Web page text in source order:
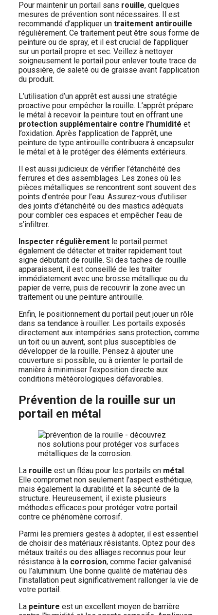
Pour maintenir un portail sans rouille, quelques
mesures de prévention sont nécessaires. Il est
recommandé d’appliquer un traitement antirouille
régulièrement. Ce traitement peut être sous forme de
peinture ou de spray, et il est crucial de l’appliquer
sur un portail propre et sec. Veillez à nettoyer
soigneusement le portail pour enlever toute trace de
poussière, de saleté ou de graisse avant l’application
du produit.
L’utilisation d’un apprêt est aussi une stratégie
proactive pour empêcher la rouille. L’apprêt prépare
le métal à recevoir la peinture tout en offrant une
protection supplémentaire contre l’humidité et
l’oxidation. Après l’application de l’apprêt, une
peinture de type antirouille contribuera à encapsuler
le métal et à le protéger des éléments extérieurs.
Il est aussi judicieux de vérifier l’étanchéité des
ferrures et des assemblages. Les zones où les
pièces métalliques se rencontrent sont souvent des
points d’entrée pour l’eau. Assurez-vous d’utiliser
des joints d’étanchéité ou des mastics adéquats
pour combler ces espaces et empêcher l’eau de
s’infiltrer.
Inspecter régulièrement le portail permet
également de détecter et traiter rapidement tout
signe débutant de rouille. Si des taches de rouille
apparaissent, il est conseillé de les traiter
immédiatement avec une brosse métallique ou du
papier de verre, puis de recouvrir la zone avec un
traitement ou une peinture antirouille.
Enfin, le positionnement du portail peut jouer un rôle
dans sa tendance à rouiller. Les portails exposés
directement aux intempéries sans protection, comme
un toit ou un auvent, sont plus susceptibles de
développer de la rouille. Pensez à ajouter une
couverture si possible, ou à orienter le portail de
manière à minimiser l’exposition directe aux
conditions météorologiques défavorables.
Prévention de la rouille sur un
portail en métal
La rouille est un fléau pour les portails en métal.
Elle compromet non seulement l’aspect esthétique,
mais également la durabilité et la sécurité de la
structure. Heureusement, il existe plusieurs
méthodes efficaces pour protéger votre portail
contre ce phénomène corrosif.
Parmi les premiers gestes à adopter, il est essentiel
de choisir des matériaux résistants. Optez pour des
métaux traités ou des alliages reconnus pour leur
résistance à la corrosion, comme l’acier galvanisé
ou l’aluminium. Une bonne qualité de matériau dès
l’installation peut significativement rallonger la vie de
votre portail.
La peinture est un excellent moyen de barrière